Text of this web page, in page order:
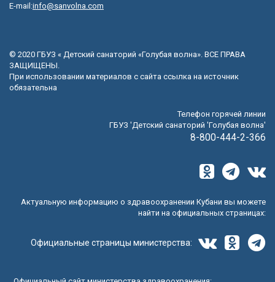
E-mail:info@sanvolna.com
© 2020 ГБУЗ « Детский санаторий «Голубая волна». ВСЕ ПРАВА
ЗАЩИЩЕНЫ.
При использовании материалов с сайта ссылка на источник
обязательна
Телефон горячей линии
ГБУЗ 'Детский санаторий 'Голубая волна'
8-800-444-2-366
Актуальную информацию о здравоохранении Кубани вы можете
найти на официальных страницах:
Официальные страницы министерства: